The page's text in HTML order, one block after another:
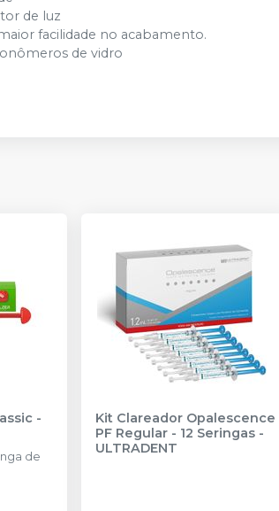
de luz
facilidade no acabamento.
de vidro
-
de
Kit Clareador Opalescence
PF Regular - 12 Seringas-
ULTRADENT